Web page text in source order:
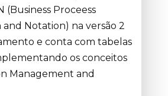
(Business Proceess
Notation) na versão 2
e conta com tabelas
os conceitos
Management and